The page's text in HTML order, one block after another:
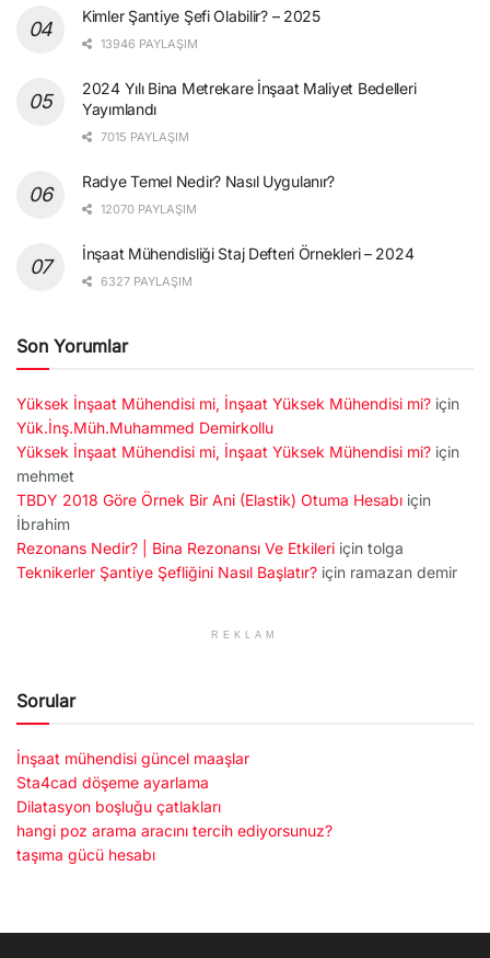
Kimler Şantiye Şefi Olabilir? – 2025
13946 PAYLAŞIM
2024 Yılı Bina Metrekare İnşaat Maliyet Bedelleri
Yayımlandı
7015 PAYLAŞIM
Radye Temel Nedir? Nasıl Uygulanır?
12070 PAYLAŞIM
İnşaat Mühendisliği Staj Defteri Örnekleri – 2024
6327 PAYLAŞIM
Son Yorumlar
Yüksek İnşaat Mühendisi mi, İnşaat Yüksek Mühendisi mi? için
Yük.İnş.Müh.Muhammed Demirkollu
Yüksek İnşaat Mühendisi mi, İnşaat Yüksek Mühendisi mi? için
mehmet
TBDY 2018 Göre Örnek Bir Ani (Elastik) Otuma Hesabı için
İbrahim
Rezonans Nedir? | Bina Rezonansı Ve Etkileri için tolga
Teknikerler Şantiye Şefliğini Nasıl Başlatır? için ramazan demir
REKLAM
Sorular
İnşaat mühendisi güncel maaşlar
Sta4cad döşeme ayarlama
Dilatasyon boşluğu çatlakları
hangi poz arama aracını tercih ediyorsunuz?
taşıma gücü hesabı